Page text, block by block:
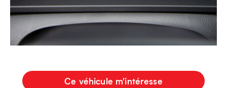
Ce véhicule m'intéresse